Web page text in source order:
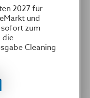
2027 für
und
zum
die
Cleaning